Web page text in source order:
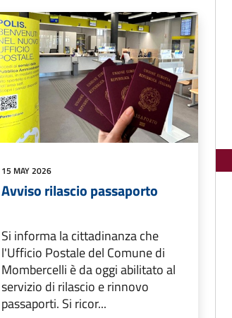
15 MAY 2026
Avviso rilascio passaporto
Si informa la cittadinanza che
l'Ufficio Postale del Comune di
Mombercelli è da oggi abilitato al
servizio di rilascio e rinnovo
passaporti. Si ricor...